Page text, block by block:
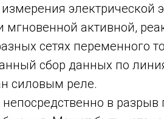
электрической
мгновенной активной,
сетях переменного
сбор данных по
силовым реле.
в